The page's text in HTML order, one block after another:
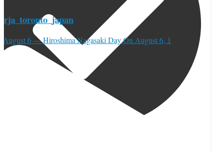
6 — Hiroshima Nagasaki Day On August 6, 1